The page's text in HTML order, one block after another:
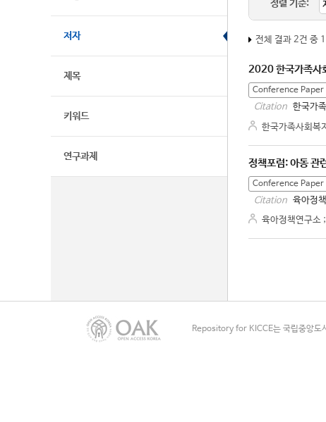
저자
제목
키워드
연구과제
정렬 기준:
전체 결과 2건 중
2020 한국가족사
Conference Paper
Citation 한국가
한국가족사회복
정책포럼: 아동 관
Conference Paper
Citation 육아정
육아정책연구소 ;
Repository for KICCE는 국립중앙도